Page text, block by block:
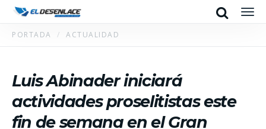
Search
PORTADA ACTUALIDAD
Luis Abinader iniciará
actividades proselitistas este
fin de semana en el Gran